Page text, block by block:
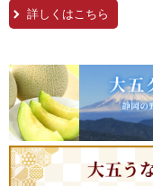
詳しくはこちら